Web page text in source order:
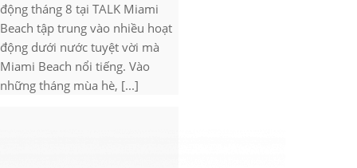
động tháng 8 tại TALK Miami
Beach tập trung vào nhiều hoạt
động dưới nước tuyệt vời mà
Miami Beach nổi tiếng. Vào
những tháng mùa hè, [...]